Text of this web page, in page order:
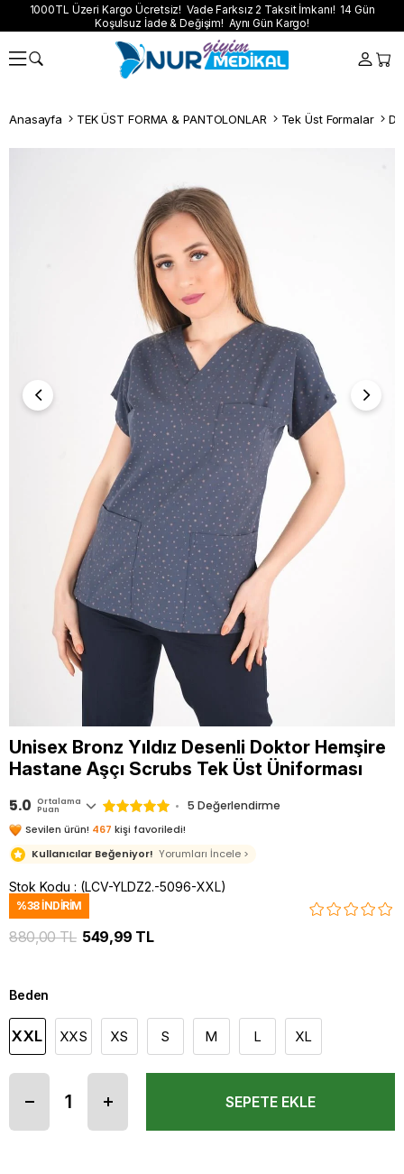
1000TL Üzeri Kargo Ücretsiz! Vade Farksız 2 Taksit İmkanı! 14 Gün
Koşulsuz İade & Değişim! Aynı Gün Kargo!
Anasayfa TEK ÜST FORMA & PANTOLONLAR Tek Üst Formalar
Unisex Bronz Yıldız Desenli Doktor Hemşire
Hastane Aşçı Scrubs Tek Üst Üniforması
5.0 Ortalama
Puan 5 Değerlendirme
Sevilen ürün! 467 kişi favoriledi!
Kullanıcılar Beğeniyor! Yorumları İncele >
Stok Kodu (LCV-YLDZ2.-5096-XXL)
%38İNDIRIM
880,00 TL 549,99 TL
Beden
XXL XXS XS S M L XL